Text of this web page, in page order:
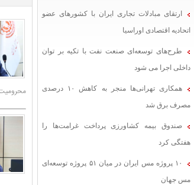
ارتقای مبادلات تجاری ایران با کشورهای عضو
اتحادیه اقتصادی اوراسیا
طرح‌های توسعه‌ای صنعت نفت با تکیه بر توان
داخلی اجرا می شود
همکاری تهرانی‌ها منجر به کاهش ۱۰ درصدی
مصرف برق شد
صندوق بیمه کشاورزی پرداخت غرامت‌ها را
هفتگی کرد
۱۰ پروژه مس ایران در میان ۵۱ پروژه توسعه‌ای
مس جهان